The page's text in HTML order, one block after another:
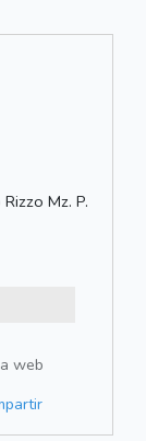
Mz. P.
web